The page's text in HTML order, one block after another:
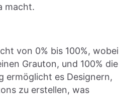
macht.
von 0% bis 100%, wobei
Grauton, und 100% die
ermöglicht es Designern,
zu erstellen, was